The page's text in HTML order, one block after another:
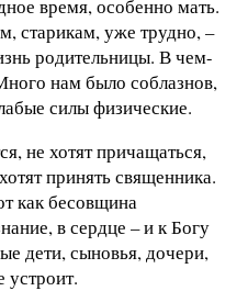
время, особенно мать.
старикам, уже трудно, –
родительницы. В чем-
нам было соблазнов,
силы физические.
не хотят причащаться,
принять священника.
как бесовщина
в сердце – и к Богу
дети, сыновья, дочери,
устроит.